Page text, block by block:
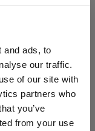
and ads, to
our traffic.
of our site with
partners who
you’ve
from your use
ックまたは
作しなくなる
理する必要が
Cookie は、